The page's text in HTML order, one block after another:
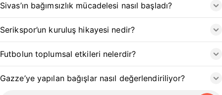
Sivas’ın bağımsızlık mücadelesi nasıl başladı?
Serikspor’un kuruluş hikayesi nedir?
Futbolun toplumsal etkileri nelerdir?
Gazze’ye yapılan bağışlar nasıl değerlendiriliyor?